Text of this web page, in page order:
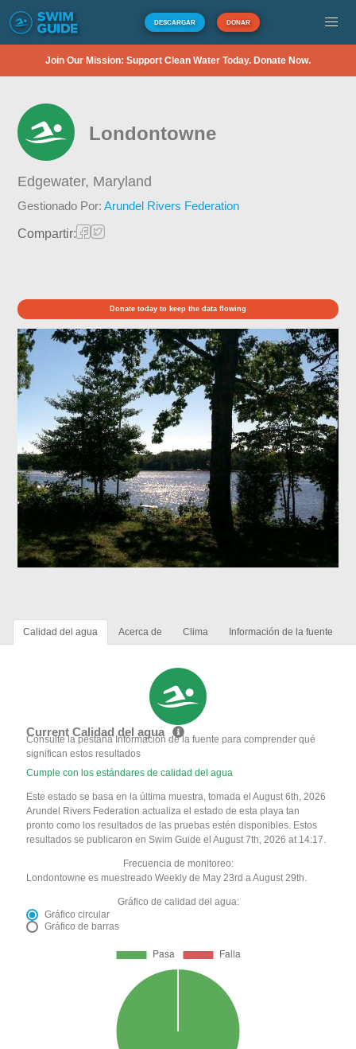
DESCARGAR DONAR
Join Our Mission: Support Clean Water Today. Donate Now.
Londontowne
Edgewater, Maryland
Gestionado Por:Arundel Rivers Federation
Compartir:
Donate today to keep the data flowing
Calidad del agua Acerca de Clima Información de la fuente
Current Calidad del agua
Consulte la pestaña Información de la fuente para comprender qué
significan estos resultados
Cumple con los estándares de calidad del agua
Este estado se basa en la última muestra, tomada el August 6th, 2026
Arundel Rivers Federation actualiza el estado de esta playa tan
pronto como los resultados de las pruebas estén disponibles. Estos
resultados se publicaron en Swim Guide el August 7th, 2026 at 14:17.
Frecuencia de monitoreo:
Londontowne es muestreado Weekly de May 23rd a August 29th.
Gráfico de calidad del agua:
Gráfico circular
Gráfico de barras